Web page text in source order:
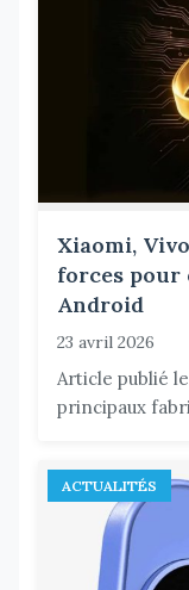
Xiaomi,
forces pour
Android
23 avril 2026
Article publié
principaux
ACTUALITÉS